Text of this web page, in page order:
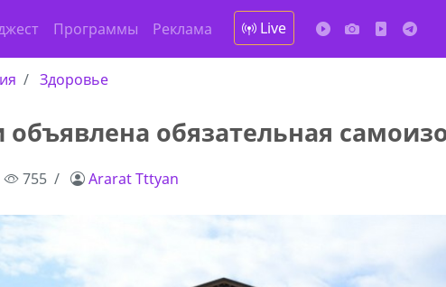
Программы Реклама Live
Здоровье
обязательная
755 Ararat Tttyan